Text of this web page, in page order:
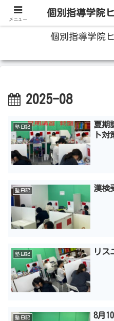
100人いたら100人の成
個別指導学院
2025-08
塾日記
夏期
ト
塾日記 漢検
塾日記 リス
塾日記
8月
メニュー
個別指導学院